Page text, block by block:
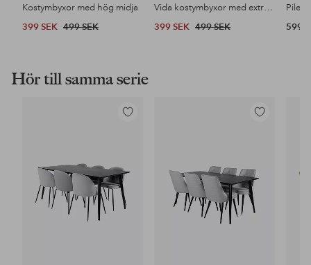
Kostymbyxor med hög midja
399 SEK 499 SEK
Vida kostymbyxor med extra hög midja
399 SEK 499 SEK
599
Hör till samma serie
Lägg
Lägg